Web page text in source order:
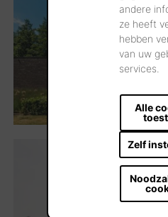
andere
ze heeft
hebben
van uw
services.
Alle
Zelf